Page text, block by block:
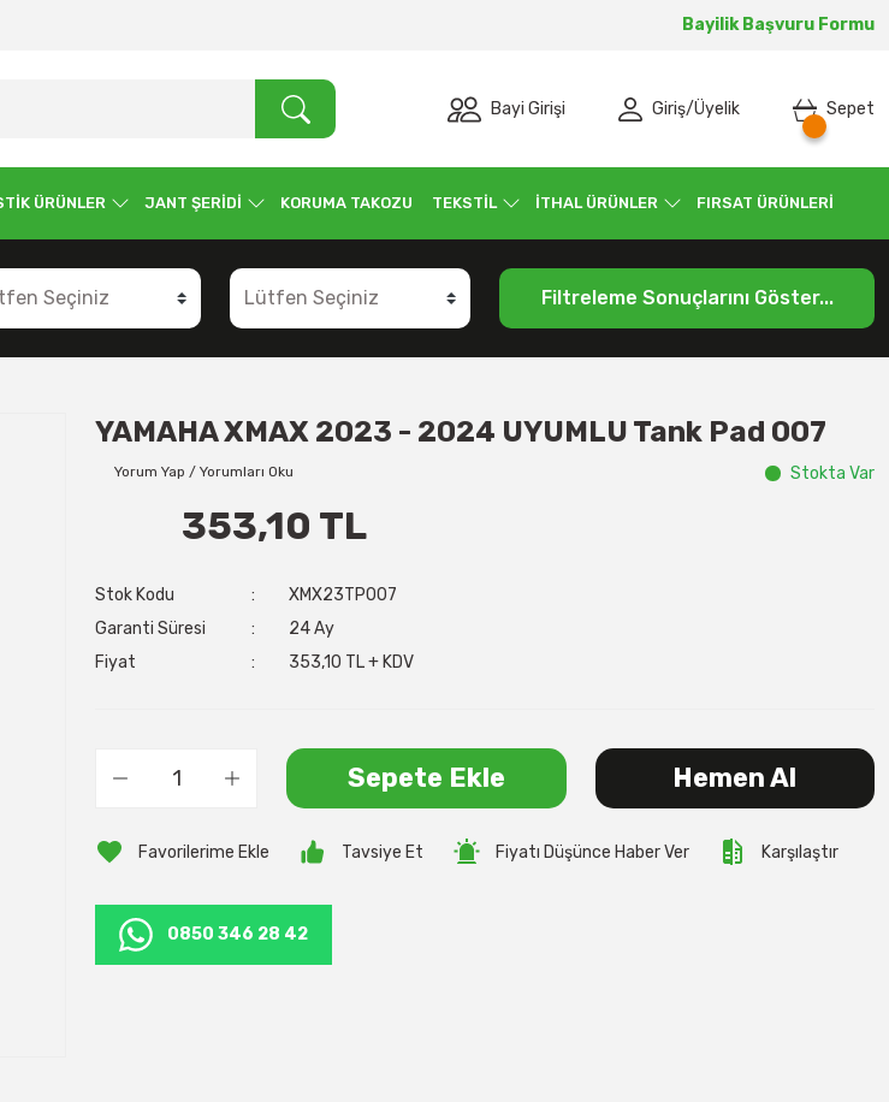
Bayilik Başvuru Formu
Bayi Girişi Giriş/Üyelik Sepet
ÜRÜNLER JANT ŞERİDİ KORUMA TAKOZU TEKSTİL İTHAL ÜRÜNLER FIRSAT ÜRÜNLERİ
Filtreleme Sonuçlarını Göster...
YAMAHA XMAX 2023 - 2024 UYUMLU Tank Pad 007
Yorum Yap / Yorumları Oku Stokta Var
353,10 TL
Stok Kodu
XMX23TP007
Garanti Süresi
24 Ay
Fiyat
353,10 TL + KDV
Sepete Ekle Hemen Al
Tavsiye Et Fiyatı Düşünce Haber Ver Karşılaştır
0850 346 28 42